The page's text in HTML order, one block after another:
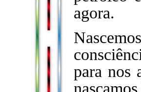
agora.
para nos